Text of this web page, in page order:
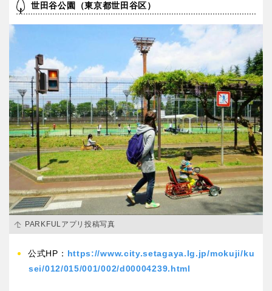
世田谷公園（東京都世田谷区）
PARKFULアプリ投稿写真
公式HP： https://www.city.setagaya.lg.jp/mokuji/ku
sei/012/015/001/002/d00004239.html